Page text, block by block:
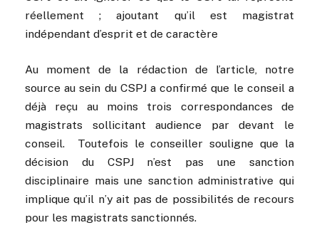
réellement ; ajoutant qu’il est magistrat
indépendant d’esprit et de caractère
Au moment de la rédaction de l’article, notre
source au sein du CSPJ a confirmé que le conseil a
déjà reçu au moins trois correspondances de
magistrats sollicitant audience par devant le
conseil. Toutefois le conseiller souligne que la
décision du CSPJ n’est pas une sanction
disciplinaire mais une sanction administrative qui
implique qu’il n’y ait pas de possibilités de recours
pour les magistrats sanctionnés.